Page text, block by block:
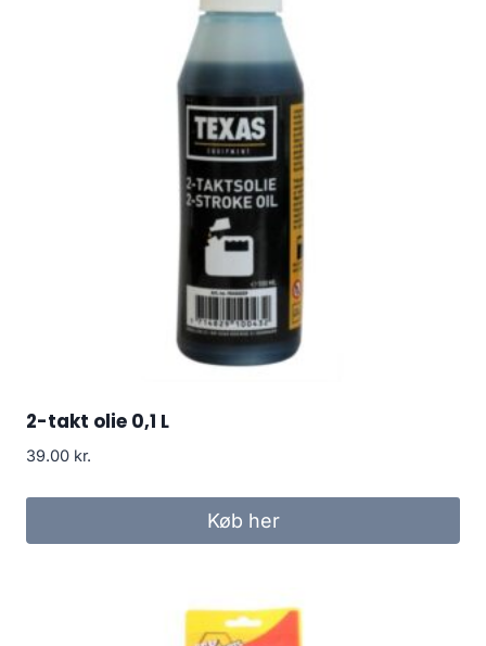
2-takt olie 0,1 L
39.00 kr.
Køb her